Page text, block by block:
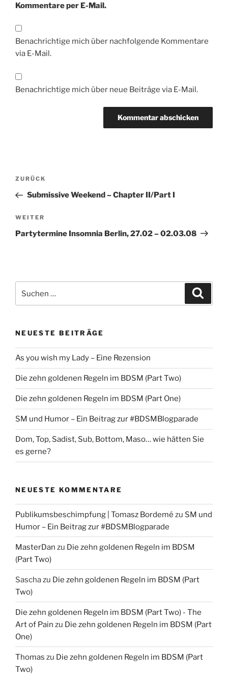
Kommentare per E-Mail.
Benachrichtige mich über nachfolgende Kommentare
via E-Mail.
Benachrichtige mich über neue Beiträge via E-Mail.
Beitragsnavigation
Vorheriger
Beitrag
ZURÜCK
Submissive Weekend – Chapter II/Part I
Nächster
Beitrag
WEITER
Partytermine Insomnia Berlin, 27.02 – 02.03.08
nach:
NEUESTE BEITRÄGE
As you wish my Lady – Eine Rezension
Die zehn goldenen Regeln im BDSM (Part Two)
Die zehn goldenen Regeln im BDSM (Part One)
SM und Humor – Ein Beitrag zur #BDSMBlogparade
Dom, Top, Sadist, Sub, Bottom, Maso… wie hätten Sie
es gerne?
NEUESTE KOMMENTARE
Publikumsbeschimpfung | Tomasz Bordemé zu SM und
Humor – Ein Beitrag zur #BDSMBlogparade
MasterDan zu Die zehn goldenen Regeln im BDSM
(Part Two)
Saschazu Die zehn goldenen Regeln im BDSM (Part
Two)
Die zehn goldenen Regeln im BDSM (Part Two) - The
Art of Pain zu Die zehn goldenen Regeln im BDSM (Part
One)
Thomas zu Die zehn goldenen Regeln im BDSM (Part
Two)